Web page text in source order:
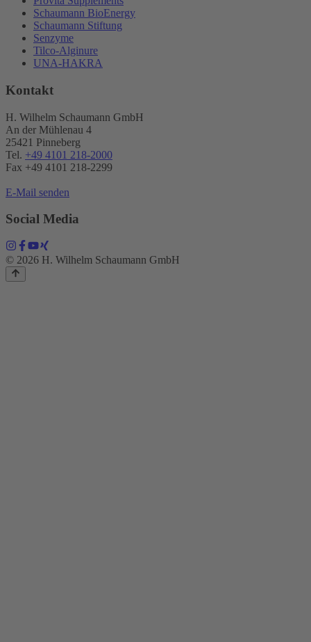
Schaumann BioEnergy
Schaumann Stiftung
Senzyme
Tilco-Alginure
UNA-HAKRA
Kontakt
H. Wilhelm Schaumann GmbH
An der Mühlenau 4
25421 Pinneberg
Tel. +49 4101 218-2000
Fax +49 4101 218​-2299
E-Mail senden
Social Media
© 2026 H. Wilhelm Schaumann GmbH